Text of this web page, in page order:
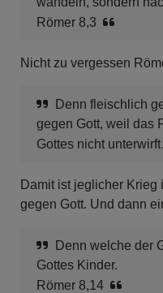
Römer 8,3
Nicht zu vergessen
Denn fleischlich
gegen Gott, weil das
Gottes nicht
Damit ist jeglicher Krieg
gegen Gott. Und dann
Denn welche der
Gottes Kinder.
Römer 8,14